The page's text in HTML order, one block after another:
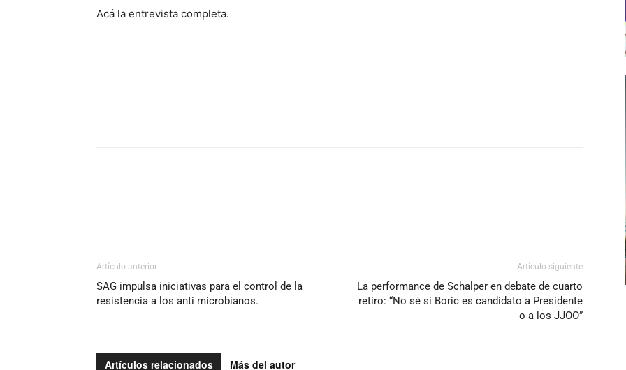
Acá la entrevista completa.
Artículo anterior
SAG impulsa iniciativas para el control de la
resistencia a los anti microbianos.
Artículo siguiente
La performance de Schalper en debate de cuarto
retiro: “No sé si Boric es candidato a Presidente
o a los JJOO”
Artículos relacionados Más del autor